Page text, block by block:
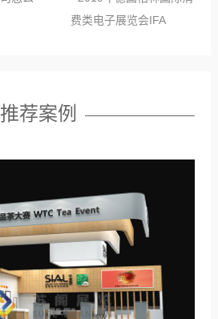
费类电子展览会IFA
推荐案例